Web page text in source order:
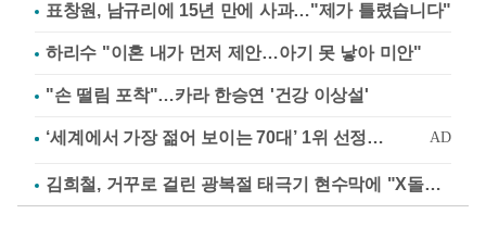
표창원, 남규리에 15년 만에 사과…"제가 틀렸습니다"
하리수 "이혼 내가 먼저 제안…아기 못 낳아 미안"
"손 떨림 포착"…카라 한승연 '건강 이상설'
김희철, 거꾸로 걸린 광복절 태극기 현수막에 "X돌았네"